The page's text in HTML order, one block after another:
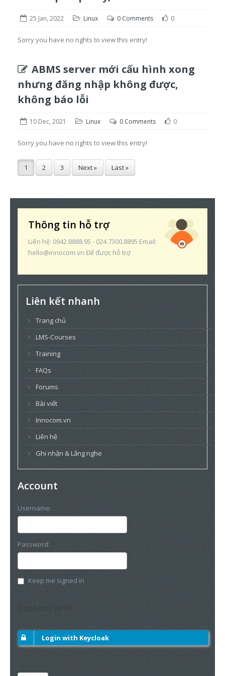
25 Jan, 2022 Linux 0 Comments 0
Sorry you have no rights to view this entry!
ABMS server mới cấu hình xong
nhưng đăng nhập không được,
không báo lỗi
10 Dec, 2021 Linux 0 Comments 0
Sorry you have no rights to view this entry!
1 2 3 Next » Last »
Thông tin hỗ trợ
Liên hệ: 0942.8888.95 - 024.7300.8895 Email:
hello@innocom.vn Để được hỗ trợ
Liên kết nhanh
Trang chủ
LMS-Courses
Training
FAQs
Forums
Bài viết
Innocom.vn
Liên hệ
Ghi nhận & Lắng nghe
Account
Username:
Password:
Keep me signed in
Login with Keycloak